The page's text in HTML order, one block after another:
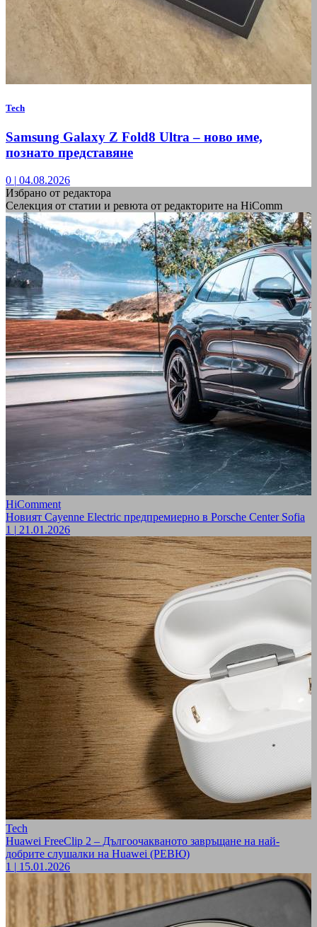
Tech
Samsung Galaxy Z Fold8 Ultra – ново име,
познато представяне
0 | 04.08.2026
Избрано от редактора
Селекция от статии и ревюта от редакторите на HiComm
HiComment
Новият Cayenne Electric предпремиерно в Porsche Center Sofia
1 | 21.01.2026
Tech
Huawei FreeClip 2 – Дългоочакваното завръщане на най-
добрите слушалки на Huawei (РЕВЮ)
1 | 15.01.2026